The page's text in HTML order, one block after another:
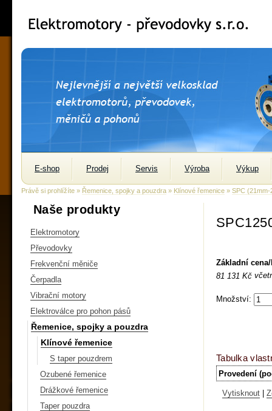
E-shop Prodej Servis Výroba Výkup
Právě si prohlížíte » Řemenice, spojky a pouzdra » Klínové řemenice » SPC (21mm-
Naše produkty
Elektromotory
Převodovky
Frekvenční měniče
Čerpadla
Vibrační motory
Elektroválce pro pohon pásů
Řemenice, spojky a pouzdra
Klínové řemenice
S taper pouzdrem
Ozubené řemenice
Drážkové řemenice
Taper pouzdra
Základní
81 131 Kč
Množství:
Tabulka
Provedení
Vytisknout